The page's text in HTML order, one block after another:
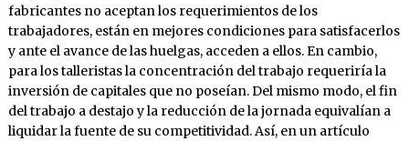
fabricantes no aceptan los requerimientos de los
trabajadores, están en mejores condiciones para satisfacerlos
y ante el avance de las huelgas, acceden a ellos. En cambio,
para los talleristas la concentración del trabajo requeriría la
inversión de capitales que no poseían. Del mismo modo, el fin
del trabajo a destajo y la reducción de la jornada equivalían a
liquidar la fuente de su competitividad. Así, en un artículo